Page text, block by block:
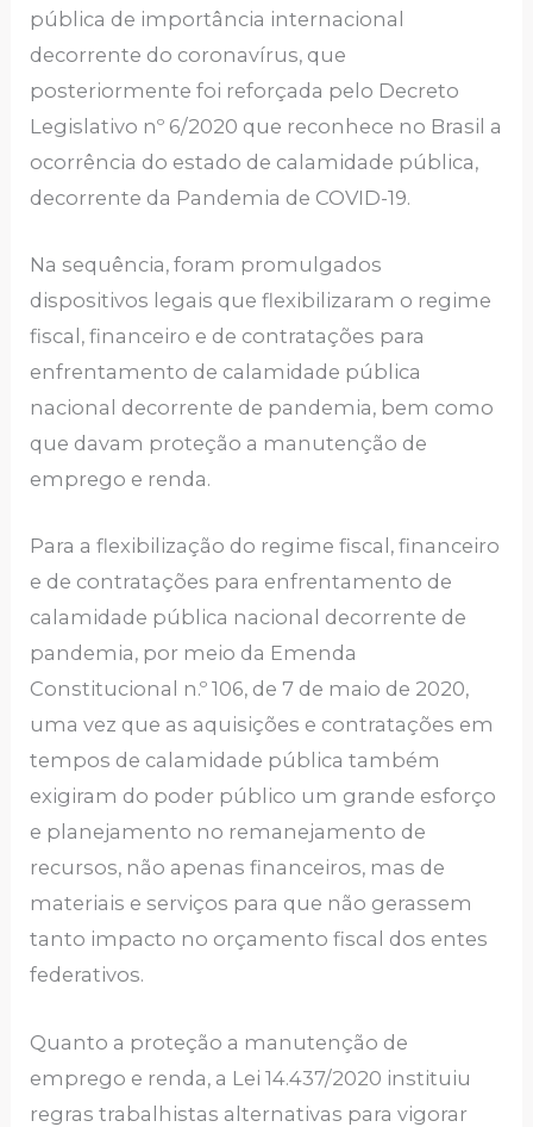
pública de importância internacional
decorrente do coronavírus, que
posteriormente foi reforçada pelo Decreto
Legislativo nº 6/2020 que reconhece no Brasil a
ocorrência do estado de calamidade pública,
decorrente da Pandemia de COVID-19.
Na sequência, foram promulgados
dispositivos legais que flexibilizaram o regime
fiscal, financeiro e de contratações para
enfrentamento de calamidade pública
nacional decorrente de pandemia, bem como
que davam proteção a manutenção de
emprego e renda.
Para a flexibilização do regime fiscal, financeiro
e de contratações para enfrentamento de
calamidade pública nacional decorrente de
pandemia, por meio da Emenda
Constitucional n.º 106, de 7 de maio de 2020,
uma vez que as aquisições e contratações em
tempos de calamidade pública também
exigiram do poder público um grande esforço
e planejamento no remanejamento de
recursos, não apenas financeiros, mas de
materiais e serviços para que não gerassem
tanto impacto no orçamento fiscal dos entes
federativos.
Quanto a proteção a manutenção de
emprego e renda, a Lei 14.437/2020 instituiu
regras trabalhistas alternativas para vigorar